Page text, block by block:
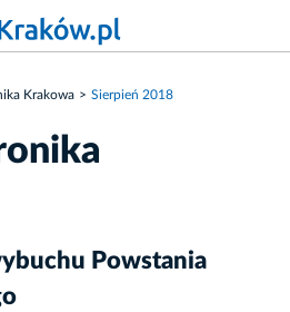
Krakowa Sierpień 2018
Powstania